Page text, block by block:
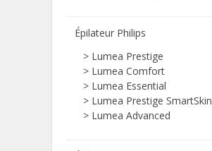
Épilateur Philips
> Lumea Prestige
> Lumea Comfort
> Lumea Essential
> Lumea Prestige SmartSkin
> Lumea Advanced